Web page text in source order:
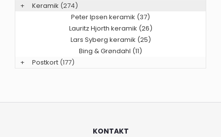
+
Keramik (274)
Peter Ipsen keramik (37)
Lauritz Hjorth keramik (26)
Lars Syberg keramik (25)
Bing & Grøndahl (11)
+
Postkort (177)
KONTAKT